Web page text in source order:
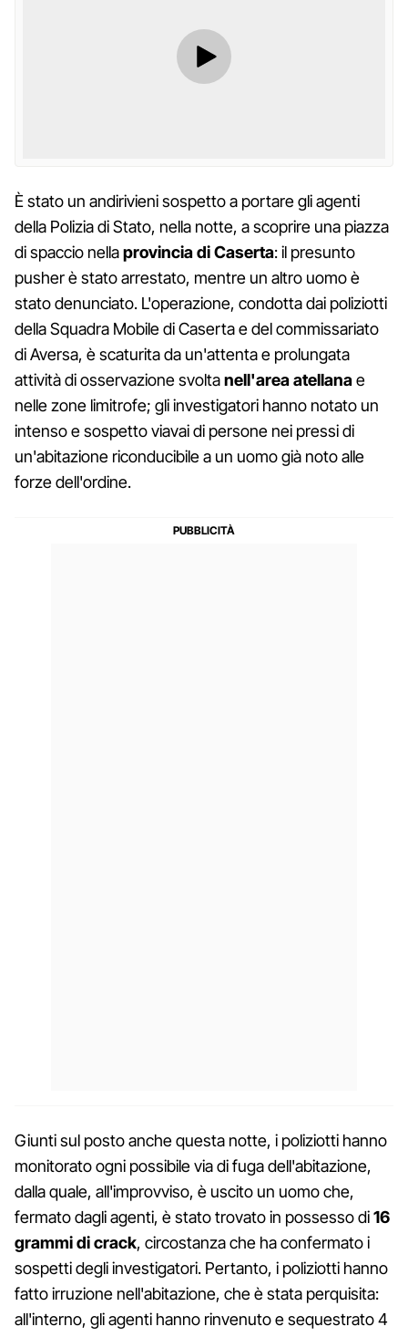
È stato un andirivieni sospetto a portare gli agenti
della Polizia di Stato, nella notte, a scoprire una piazza
di spaccio nellaprovincia di Caserta: il presunto
pusher è stato arrestato, mentre un altro uomo è
stato denunciato. L'operazione, condotta dai poliziotti
della Squadra Mobile di Caserta e del commissariato
di Aversa, è scaturita da un'attenta e prolungata
attività di osservazione svoltanell'area atellanae
nelle zone limitrofe; gli investigatori hanno notato un
intenso e sospetto viavai di persone nei pressi di
un'abitazione riconducibile a un uomo già noto alle
forze dell'ordine.
Giunti sul posto anche questa notte, i poliziotti hanno
monitorato ogni possibile via di fuga dell'abitazione,
dalla quale, all'improvviso, è uscito un uomo che,
fermato dagli agenti, è stato trovato in possesso di16
grammi di crack, circostanza che ha confermato i
sospetti degli investigatori. Pertanto, i poliziotti hanno
fatto irruzione nell'abitazione, che è stata perquisita:
all'interno, gli agenti hanno rinvenuto e sequestrato 4